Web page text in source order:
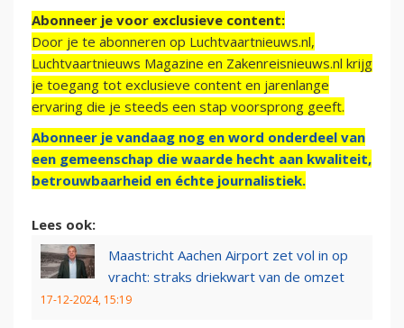
Abonneer je voor exclusieve content:
Door je te abonneren op Luchtvaartnieuws.nl,
Luchtvaartnieuws Magazine en Zakenreisnieuws.nl krijg
je toegang tot exclusieve content en jarenlange
ervaring die je steeds een stap voorsprong geeft.
Abonneer je vandaag nog en word onderdeel van
een gemeenschap die waarde hecht aan kwaliteit,
betrouwbaarheid en échte journalistiek.
Lees ook:
Maastricht Aachen Airport zet vol in op
vracht: straks driekwart van de omzet
17-12-2024, 15:19